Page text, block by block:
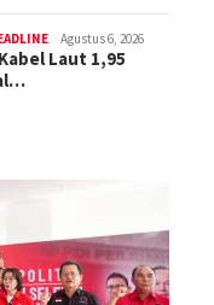
Agustus 6, 2026
Laut 1,95